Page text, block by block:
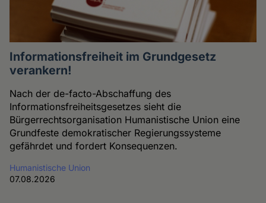
Informationsfreiheit im Grundgesetz
verankern!
Nach der de-facto-Abschaffung des
Informationsfreiheitsgesetzes sieht die
Bürgerrechtsorganisation Humanistische Union eine
Grundfeste demokratischer Regierungssysteme
gefährdet und fordert Konsequenzen.
Humanistische Union
07.08.2026